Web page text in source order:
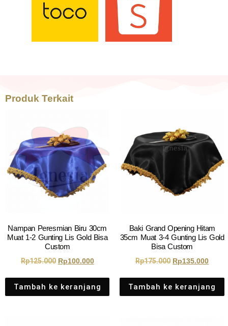
Produk Terkait
Nampan Peresmian Biru 30cm
Muat 1-2 Gunting Lis Gold Bisa
Custom
Rp125.000 Rp100.000
Tambah ke keranjang
Baki Grand Opening Hitam
35cm Muat 3-4 Gunting Lis Gold
Bisa Custom
Rp175.000 Rp135.000
Tambah ke keranjang